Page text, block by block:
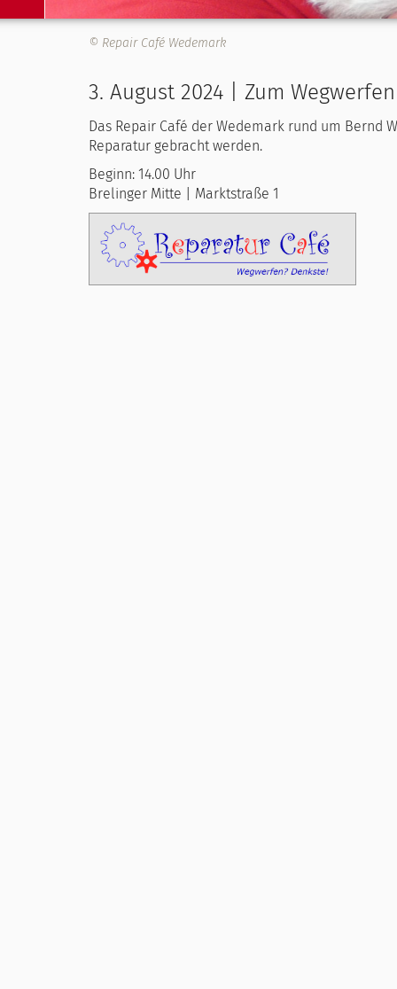
© Repair Café Wedemark
3. August 2024 | Zum
Das Repair Café der Wedemark rund um Bernd
Reparatur gebracht werden.
Beginn: 14.00 Uhr
Brelinger Mitte | Marktstraße 1